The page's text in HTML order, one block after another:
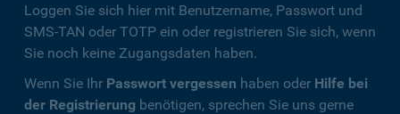
Loggen Sie sich hier mit Benutzername, Passwort und
SMS-TAN oder TOTP ein oder registrieren Sie sich, wenn
Sie noch keine Zugangsdaten haben.
Wenn Sie Ihr Passwort vergessen haben oder Hilfe bei
der Registrierung benötigen, sprechen Sie uns gerne